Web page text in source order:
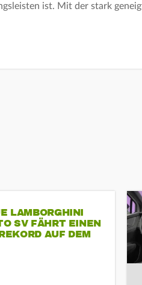
ist. Mit der stark
LAMBORGHINI
SV FÄHRT EINEN
AUF DEM